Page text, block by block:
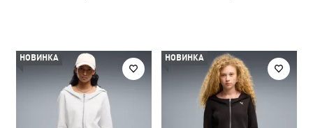
НОВИНКА НОВИНКА